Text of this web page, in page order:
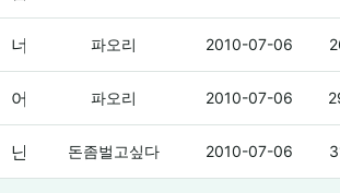
파오리 2010-07-06
파오리 2010-07-06
돈좀벌고싶다 2010-07-06